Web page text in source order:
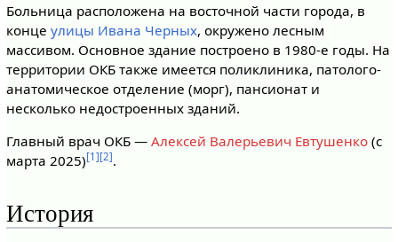
Больница расположена на восточной части города, в
конце улицы Ивана Черных, окружено лесным
массивом. Основное здание построено в 1980-е годы. На
территории ОКБ также имеется поликлиника, патолого-
анатомическое отделение (морг), пансионат и
несколько недостроенных зданий.
Главный врач ОКБ — Алексей Валерьевич Евтушенко(с
марта 2025)[1][2].
История